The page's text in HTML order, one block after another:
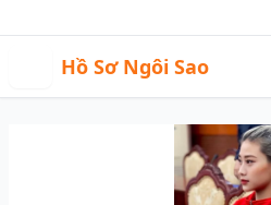
Hồ Sơ Ngôi Sao